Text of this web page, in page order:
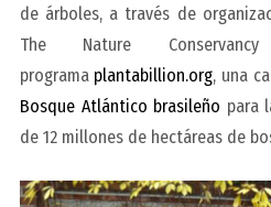
de árboles, a través de
The Nature
programa plantabillion.org, una
Bosque Atlántico brasileño para
de 12 millones de hectáreas de